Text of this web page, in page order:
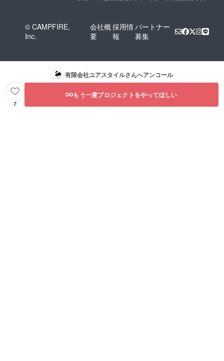
© CAMPFIRE,
Inc.
会社概
要
採用情
報
パートナー
募集
有限会社ユアスタイルさんへアンコール
7
もう一度プロジェクトをやってほしい